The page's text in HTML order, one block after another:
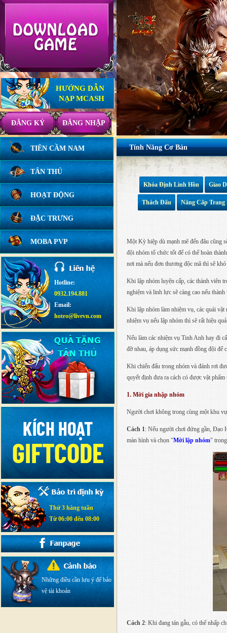
HƯỚNG DẪN
NẠP MCASH
ĐĂNG KÝ ĐĂNG NHẬP
TIÊN CẦM NAM
TÂN THỦ
HOẠT ĐỘNG
ĐẶC TRƯNG
MOBA PVP
Hotline:
0932.194.881
Email:
hotro@livevn.com
Thứ 3 hàng tuần
Từ 06:00 đến 08:00
Những điều cần lưu ý để bảo
vệ tài khoản
Tính Năng Cơ Bản
Khóa Định Linh Hồn Giao
Thách Đấu Nâng Cấp Trang
Một Kỳ hiệp dù mạnh mẽ đến đâu cũng
đội nhóm tổ chức tốt để có thể hoàn
nơi mà nếu đơn thương độc mã thì sẽ
Khi lập nhóm luyện cấp, các thành viên
nghiệm và linh lực sẽ càng cao nếu
Khi lập nhóm làm nhiệm vụ, các quái
nhiệm vụ nếu lập nhóm thì sẽ rất hiệu
Nếu làm các nhiệm vụ Tinh Anh hay đi
đỡ nhau, áp dụng sức mạnh đồng đội để
Khi chiến đấu trong nhóm và đánh rơi
quyết định đưa ra cách có được vật
1. Mời gia nhập nhóm
Người chơi không trong cùng một khu
Cách 1: Nếu người chơi đứng gần, Đạo
màn hình và chọn "Mời lập nhóm"
Cách 2: Khi đang tán gẫu, có thể nhấp